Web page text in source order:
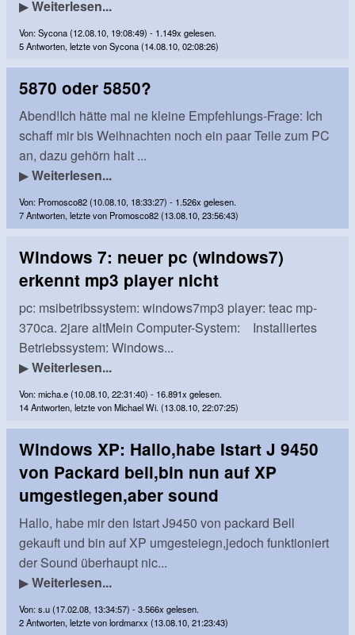
▶Weiterlesen...
Von: Sycona (12.08.10, 19:08:49) - 1.149x gelesen.
5 Antworten, letzte von Sycona (14.08.10, 02:08:26)
5870 oder 5850?
Abend!Ich hätte mal ne kleine Empfehlungs-Frage: Ich
schaff mir bis Weihnachten noch ein paar Teile zum PC
an, dazu gehörn halt ...
▶Weiterlesen...
Von: Promosco82 (10.08.10, 18:33:27) - 1.526x gelesen.
7 Antworten, letzte von Promosco82 (13.08.10, 23:56:43)
Windows 7: neuer pc (windows7)
erkennt mp3 player nicht
pc: msibetribssystem: windows7mp3 player: teac mp-
370ca. 2jare altMein Computer-System: Installiertes
Betriebssystem: Windows...
▶Weiterlesen...
Von: micha.e (10.08.10, 22:31:40) - 16.891x gelesen.
14 Antworten, letzte von Michael Wi. (13.08.10, 22:07:25)
Windows XP: Hallo,habe Istart J 9450
von Packard bell,bin nun auf XP
umgestiegen,aber sound
Hallo, habe mir den Istart J9450 von packard Bell
gekauft und bin auf XP umgesteiegn,jedoch funktioniert
der Sound überhaupt nic...
▶Weiterlesen...
Von: s.u (17.02.08, 13:34:57) - 3.566x gelesen.
2 Antworten, letzte von lordmarxx (13.08.10, 21:23:43)